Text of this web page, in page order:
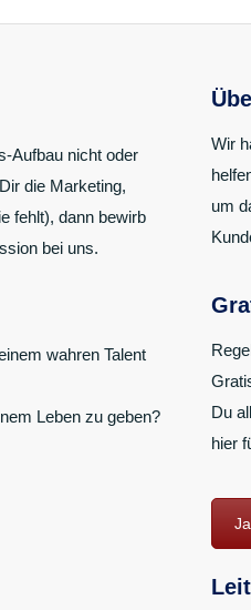
Aufbau nicht oder
die Marketing,
fehlt), dann bewirb
bei uns.
wahren Talent
Leben zu geben?
Wir
um
Du
hier